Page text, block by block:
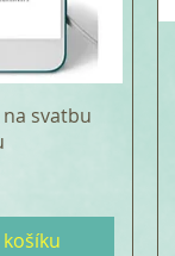
na svatbu